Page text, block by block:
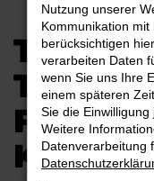
FÜR
Nutzung unserer
Kommunikation
berücksichtigen
verarbeiten Daten
wenn Sie uns Ihre
einem späteren
Sie die
Weitere
Datenverarbeitung